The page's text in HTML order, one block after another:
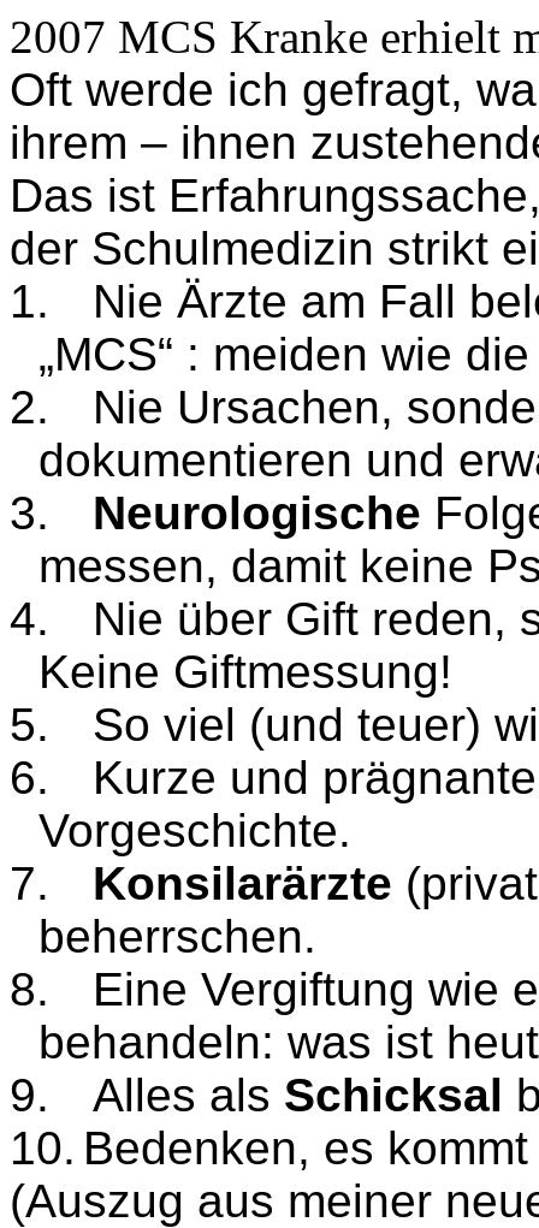
2007 MCS Kranke erhielt
Oft werde ich gefragt,
ihrem – ihnen
Das ist
der Schulmedizin strikt
1.
Nie Ärzte am Fall
„MCS“ : meiden wie
2.
Nie Ursachen,
dokumentieren und
3.
Neurologische
messen, damit keine
4.
Nie über Gift reden,
Keine Giftmessung!
5.
So viel (und teuer)
6.
Kurze und
Vorgeschichte.
7.
Konsilarärzte
beherrschen.
8.
Eine Vergiftung wie
behandeln: was ist
9.
Alles als Schicksal
10. Bedenken, es
(Auszug aus meiner